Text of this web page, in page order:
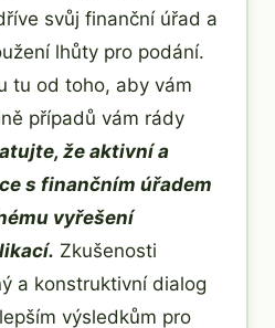
svůj finanční úřad a
lhůty pro podání.
tu od toho, aby vám
případů vám rády
že aktivní a
s finančním úřadem
vyřešení
Zkušenosti
a konstruktivní dialog
výsledkům pro